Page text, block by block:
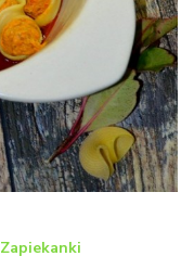
Zapiekanki